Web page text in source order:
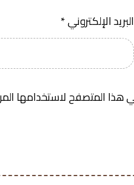
البريد الإلكتروني*
هذا المتصفح لاستخدامها